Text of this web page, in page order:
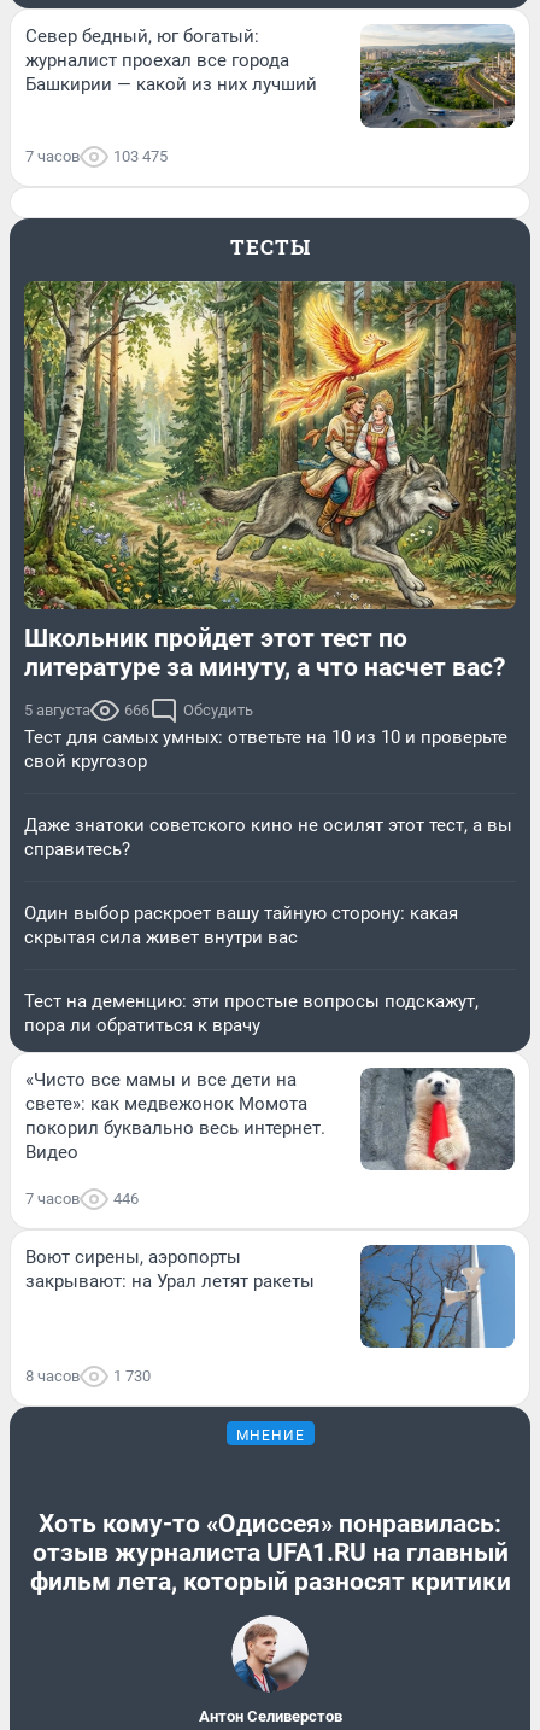
Север бедный, юг богатый:
журналист проехал все города
Башкирии — какой из них лучший
7 часов 103 475
ТЕСТЫ
Школьник пройдет этот тест по
литературе за минуту, а что насчет вас?
5 августа 666 Обсудить
Тест для самых умных: ответьте на 10 из 10 и проверьте
свой кругозор
Даже знатоки советского кино не осилят этот тест, а вы
справитесь?
Один выбор раскроет вашу тайную сторону: какая
скрытая сила живет внутри вас
Тест на деменцию: эти простые вопросы подскажут,
пора ли обратиться к врачу
«Чисто все мамы и все дети на
свете»: как медвежонок Момота
покорил буквально весь интернет.
Видео
7 часов 446
Воют сирены, аэропорты
закрывают: на Урал летят ракеты
8 часов 1 730
МНЕНИЕ
Хоть кому-то «Одиссея» понравилась:
отзыв журналиста UFA1.RU на главный
фильм лета, который разносят критики
Антон Селиверстов